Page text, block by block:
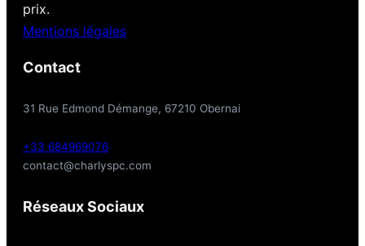
prix.
Mentions légales
Contact
31 Rue Edmond Démange, 67210 Obernai
+33 684969076
contact@charlyspc.com
Réseaux Sociaux